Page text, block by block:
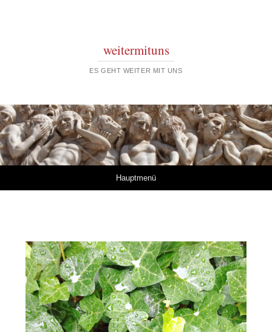
weitermituns
ES GEHT WEITER MIT UNS
Hauptmenü